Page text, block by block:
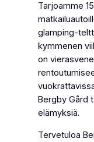
Tarjoamme
glamping-
kymmenen
on
Bergby Gård
elämyksiä.
Tervetuloa